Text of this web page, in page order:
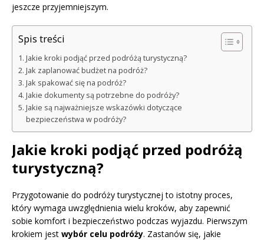
jeszcze przyjemniejszym.
Spis treści
Jakie kroki podjąć przed podróżą turystyczną?
Jak zaplanować budżet na podróż?
Jak spakować się na podróż?
Jakie dokumenty są potrzebne do podróży?
Jakie są najważniejsze wskazówki dotyczące
bezpieczeństwa w podróży?
Jakie kroki podjąć przed podróżą
turystyczną?
Przygotowanie do podróży turystycznej to istotny proces,
który wymaga uwzględnienia wielu kroków, aby zapewnić
sobie komfort i bezpieczeństwo podczas wyjazdu. Pierwszym
krokiem jest wybór celu podróży. Zastanów się, jakie